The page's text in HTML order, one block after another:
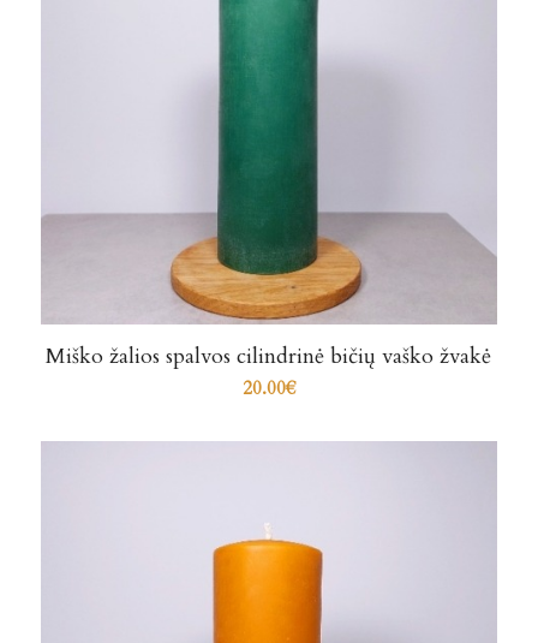
Miško žalios spalvos cilindrinė bičių vaško žvakė
20.00€